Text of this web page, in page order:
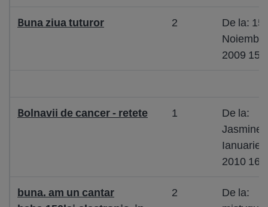
Buna ziua tuturor 2
De la: 15
2009
Bolnavii de cancer - retete 1
De la:
Jasmine
Ianuarie
2010
buna. am un cantar
2
De la: